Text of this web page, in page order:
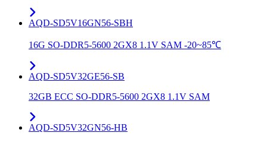
AQD-SD5V16GN56-SBH
16G SO-DDR5-5600 2GX8 1.1V SAM -20~85℃
AQD-SD5V32GE56-SB
32GB ECC SO-DDR5-5600 2GX8 1.1V SAM
AQD-SD5V32GN56-HB